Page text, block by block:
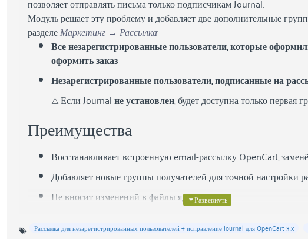
позволяет отправлять письма только подписчикам Journal.
Модуль решает эту проблему и добавляет две дополнительные
разделеМаркетинг → Рассылка:
Все незарегистрированные пользователи, которые
оформить заказ
Незарегистрированные пользователи, подписанные на
⚠️Если Journalне установлен, будет доступна только первая
Преимущества
Восстанавливает встроенную email-рассылку OpenCart,
Добавляет новые группы получателей для точной настройки
Не вносит изменений в файлы ядра
Рассылка для незарегистрированных пользователей + исправление Journal для OpenCart 3.x